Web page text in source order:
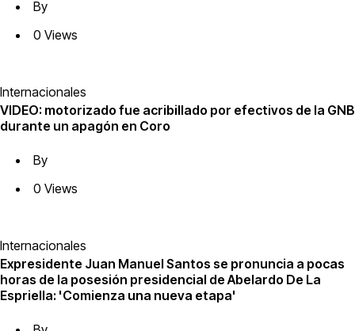
By
0 Views
Internacionales
VIDEO: motorizado fue acribillado por efectivos de la GNB
durante un apagón en Coro
By
0 Views
Internacionales
Expresidente Juan Manuel Santos se pronuncia a pocas
horas de la posesión presidencial de Abelardo De La
Espriella: 'Comienza una nueva etapa'